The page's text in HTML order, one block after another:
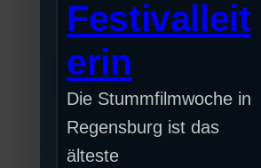
Festivalleit
erin
Die Stummfilmwoche in
Regensburg ist das
älteste